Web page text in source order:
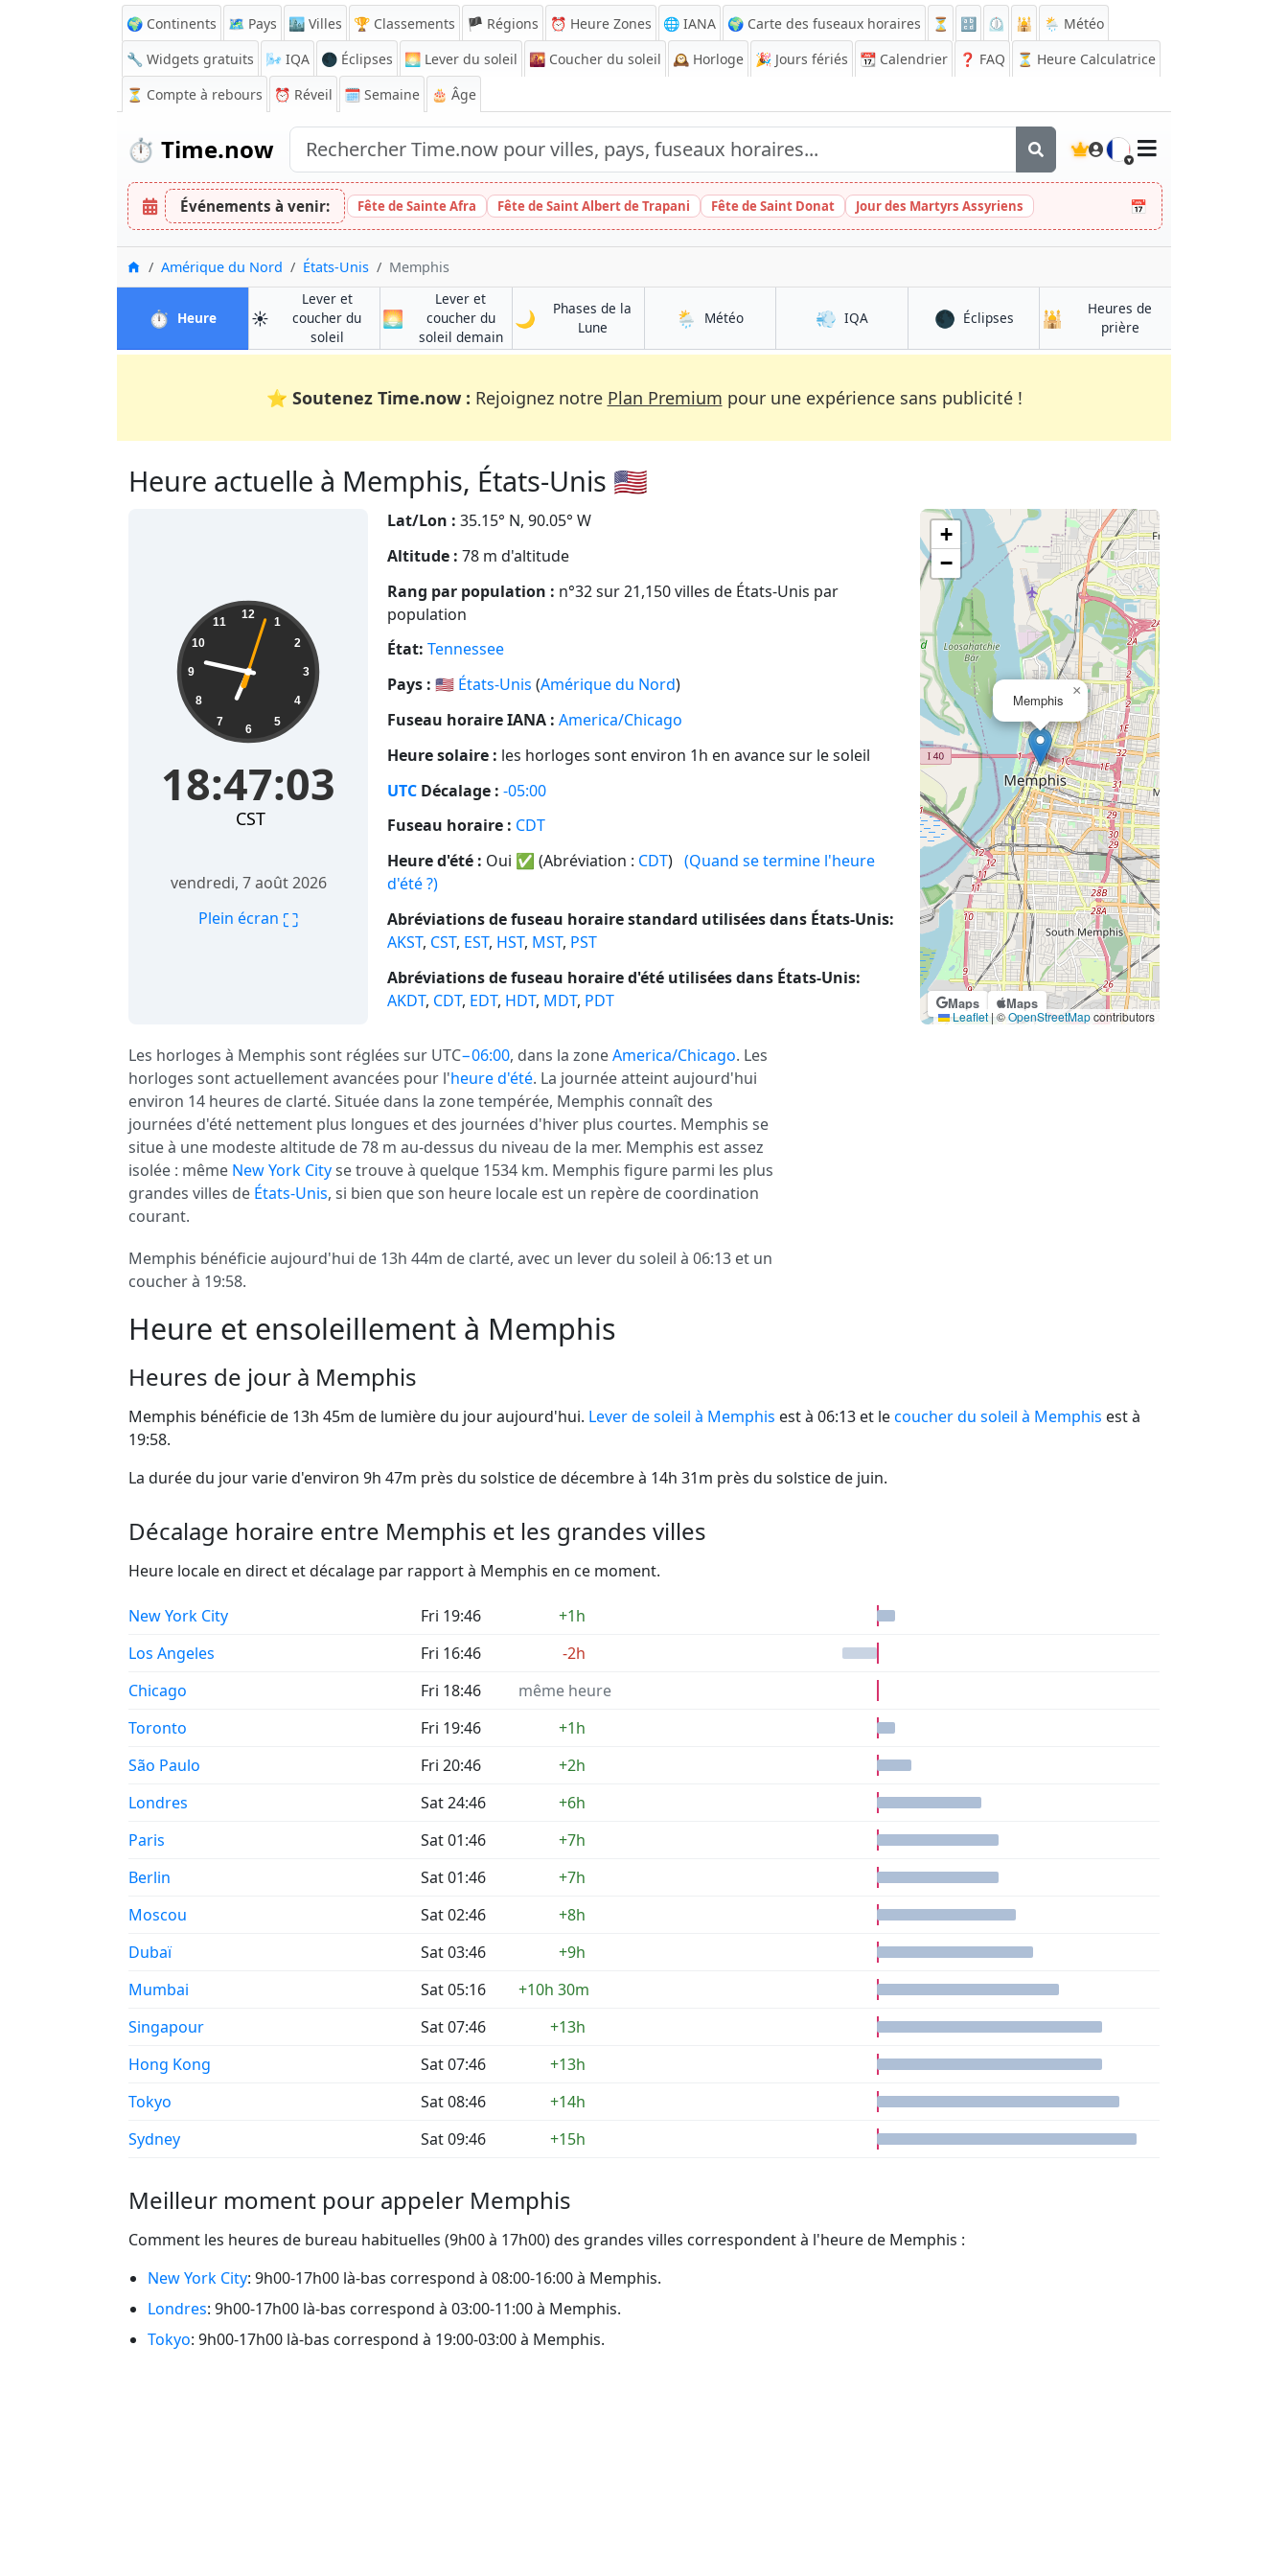
🌍 Continents 🗺️ Pays 🏙️ Villes 🏆 Classements 🏴 Régions ⏰ Heure Zones 🌐 IANA 🌍 Carte des fuseaux horaires ⏳ 🔡 ⏲️ 🕌
🌦️ Météo
🔧 Widgets gratuits
🌬️ IQA 🌑 Éclipses 🌅 Lever du soleil 🌇 Coucher du soleil 🕰️ Horloge 🎉 Jours fériés 📆 Calendrier ❓ FAQ
⏳ Heure Calculatrice
⏳ Compte à rebours ⏰ Réveil 🗓️ Semaine 🎂 Âge
⏱️ Time.now 🇫🇷
Événements à venir: Fête de Sainte Afra Fête de Saint Albert de Trapani Fête de Saint Donat Jour des Martyrs Assyriens 📅
Accueil
Amérique du Nord États-Unis Memphis
⏱️ Heureà Memphis
☀️
Lever et
coucher du
soleilà Memphis
🌅
Lever et
coucher du
soleil demainà Memphis
🌙
Phases de la
Luneà Memphis 🌦️ Météoà Memphis 💨 IQAà Memphis🌑 Éclipsesà Memphis
🕌
Heures de
prièreà Memphis
⭐ Soutenez Time.now : Rejoignez notre Plan Premium pour une expérience sans publicité !
Heure actuelle à Memphis, États-Unis 🇺🇸
18:47:04 12
1
2
3
4
5
6
7
8
9
10
11
18:47:04
CST
vendredi, 7 août 2026
Plein écran ⛶
Lat/Lon : 35.15° N, 90.05° W
Altitude : 78 m d'altitude
Rang par population : n°32 sur 21,150 villes de États-Unis par
population
État: Tennessee
Pays : 🇺🇸 États-Unis (Amérique du Nord)
Fuseau horaire IANA : America/Chicago
Heure solaire : les horloges sont environ 1h en avance sur le soleil
UTC Décalage : -05:00
Fuseau horaire : CDT
Heure d'été : Oui ✅ (Abréviation : CDT) (Quand se termine l'heure
d'été ?)
Abréviations de fuseau horaire standard utilisées dans États-Unis:
AKST, CST, EST, HST, MST, PST
Abréviations de fuseau horaire d'été utilisées dans États-Unis:
AKDT, CDT, EDT, HDT, MDT, PDT Maps Maps
Memphis
×
+
−
Leaflet|©OpenStreetMapcontributors
Les horloges à Memphis sont réglées sur UTC−06:00, dans la zoneAmerica/Chicago. Les
horloges sont actuellement avancées pour l'heure d'été. La journée atteint aujourd'hui
environ 14 heures de clarté. Située dans la zone tempérée, Memphis connaît des
journées d'été nettement plus longues et des journées d'hiver plus courtes. Memphis se
situe à une modeste altitude de 78 m au-dessus du niveau de la mer. Memphis est assez
isolée : même New York Cityse trouve à quelque 1534 km. Memphis figure parmi les plus
grandes villes de États-Unis, si bien que son heure locale est un repère de coordination
courant.
Memphis bénéficie aujourd'hui de 13h 44m de clarté, avec un lever du soleil à 06:13 et un
coucher à 19:58.
Heure et ensoleillement à Memphis
Heures de jour à Memphis
Memphis bénéficie de 13h 45m de lumière du jour aujourd'hui. Lever de soleil à Memphis est à 06:13 et lecoucher du soleil à Memphis est à
19:58.
La durée du jour varie d'environ 9h 47m près du solstice de décembre à 14h 31m près du solstice de juin.
Décalage horaire entre Memphis et les grandes villes
Heure locale en direct et décalage par rapport à Memphis en ce moment.
New York City Fri 19:46
+1h
Los Angeles
Fri 16:46
-2h
Chicago
Fri 18:46
même heure
Toronto
Fri 19:46
+1h
São Paulo
Fri 20:46
+2h
Londres
Sat 24:46
+6h
Paris
Sat 01:46
+7h
Berlin
Sat 01:46
+7h
Moscou
Sat 02:46
+8h
Dubaï
Sat 03:46
+9h
Mumbai
Sat 05:16
+10h 30m
Singapour
Sat 07:46
+13h
Hong Kong
Sat 07:46
+13h
Tokyo
Sat 08:46
+14h
Sydney
Sat 09:46 +15h
Meilleur moment pour appeler Memphis
Comment les heures de bureau habituelles (9h00 à 17h00) des grandes villes correspondent à l'heure de Memphis :
New York City: 9h00-17h00 là-bas correspond à 08:00-16:00 à Memphis.
Londres: 9h00-17h00 là-bas correspond à 03:00-11:00 à Memphis.
Tokyo: 9h00-17h00 là-bas correspond à 19:00-03:00 à Memphis.